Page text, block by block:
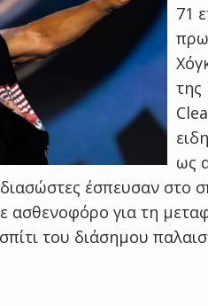
71
της
ως
έσπευσαν στο
ασθενοφόρο για τη
του διάσημου